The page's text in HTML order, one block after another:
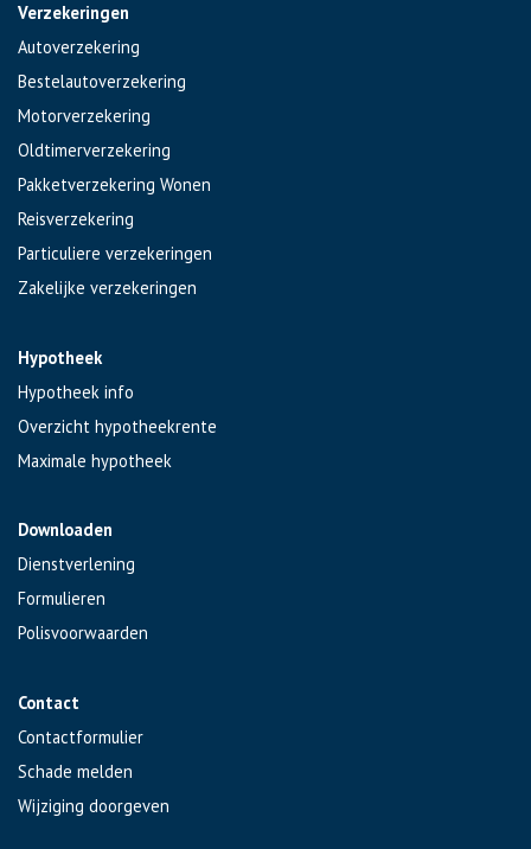
Verzekeringen
Autoverzekering
Bestelautoverzekering
Motorverzekering
Oldtimerverzekering
Pakketverzekering Wonen
Reisverzekering
Particuliere verzekeringen
Zakelijke verzekeringen
Hypotheek
Hypotheek info
Overzicht hypotheekrente
Maximale hypotheek
Downloaden
Dienstverlening
Formulieren
Polisvoorwaarden
Contact
Contactformulier
Schade melden
Wijziging doorgeven